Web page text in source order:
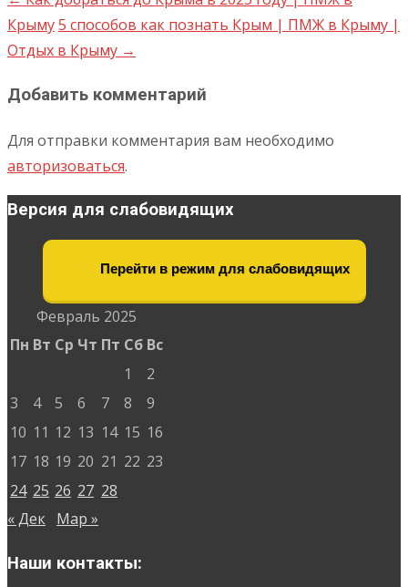
Крыму5 способов как познать Крым | ПМЖ в Крыму |
Отдых в Крыму →
Добавить комментарий
Для отправки комментария вам необходимо
авторизоваться.
Версия для слабовидящих
Перейти в режим для слабовидящих
Февраль 2025
Пн Вт Ср Чт Пт Сб Вс
1
2
3
4 5 6 7 8
9
10 11 12 13 14 15 16
17 18 19 20 21 22 23
24 25 26 27 28
« Дек
Мар »
Наши контакты: